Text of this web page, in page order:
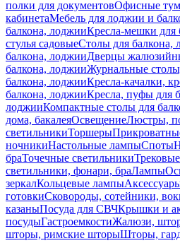
полки для документовОфисные
кабинетаМебель для лоджии и
балкона, лоджииКресла-мешки для
стулья садовыеСтолы для балкона,
балкона, лоджииДверцы
балкона, лоджииЖурнальные
балкона, лоджииКресла-качалки,
балкона, лоджииКресла, пуфы для
лоджииКомпактные столы для
дома, бакалеяОсвещениеЛюстры,
светильникиТоршеры
ночникиНастольные лампыСпоты
браТочечные светильники
светильники, фонари, браЛампы
зеркалКольцевые лампы
готовкиСковороды, сотейники,
казаныПосуда для СВЧКрышки и
посудыГастроемкостиЖалюзи,
шторы, римские шторыШторы,